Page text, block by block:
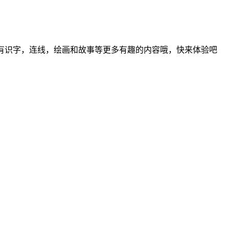
字，连线，绘画和故事等更多有趣的内容哦，快来体验吧